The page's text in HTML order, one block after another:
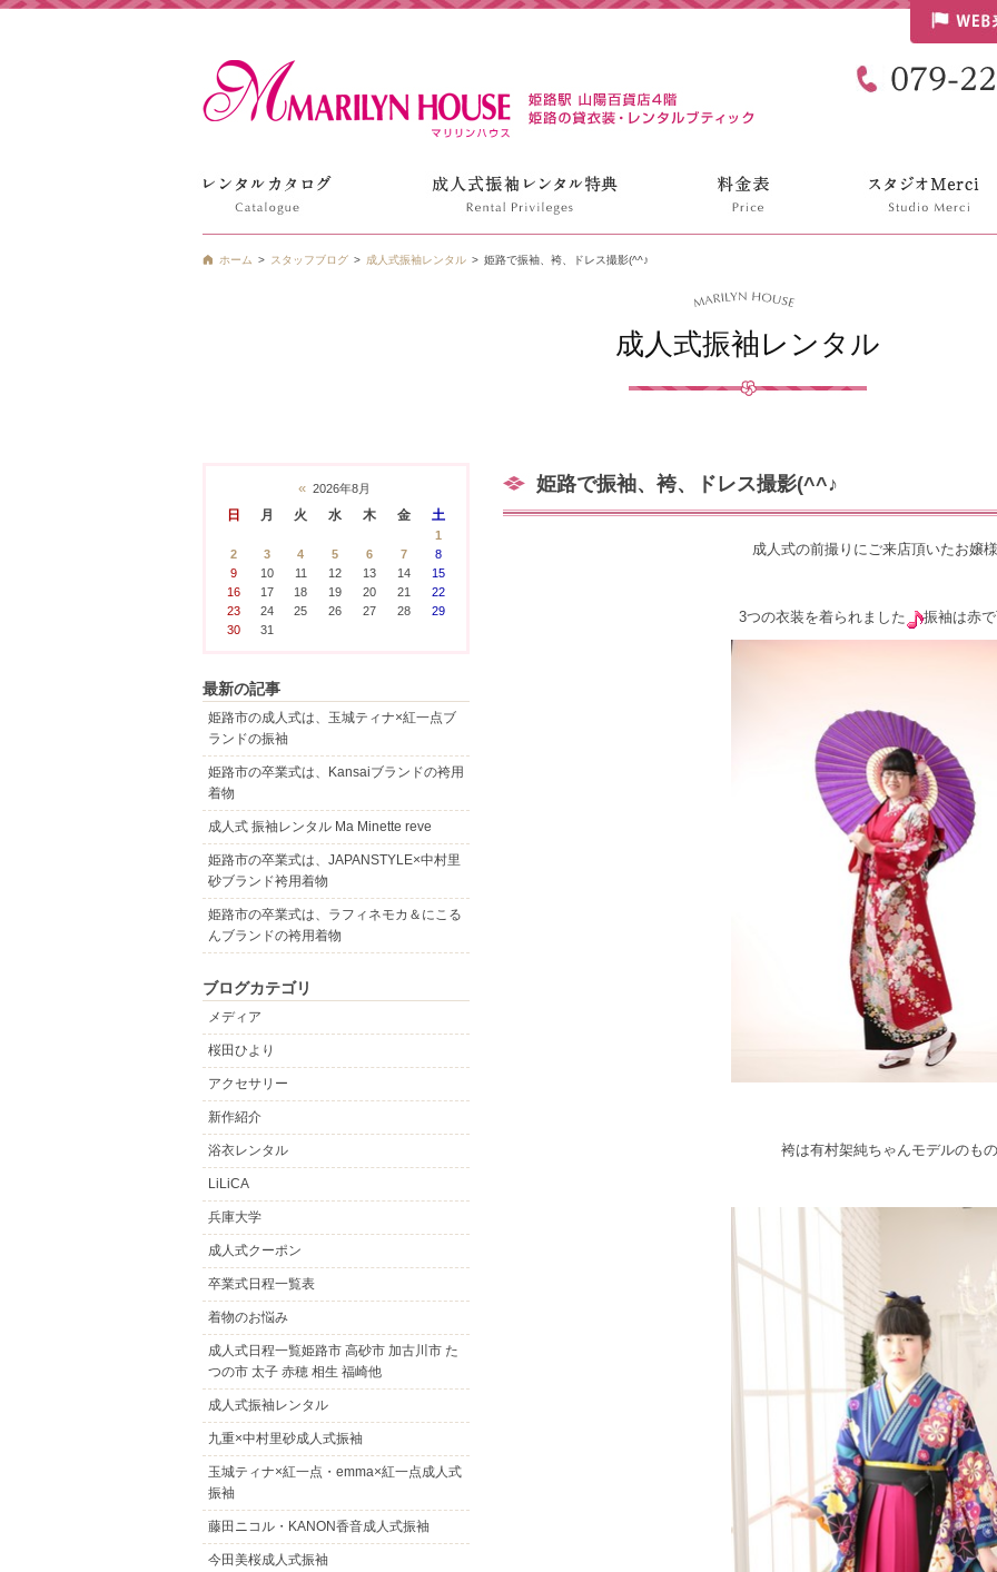
ホーム スタッフブログ 成人式振袖レンタル 姫路で振袖、袴、ドレス撮影(^^♪
成人式振袖レンタル
姫路で振袖、袴、ドレス撮影(^^♪
成人式の前撮りにご来店頂いたお嬢
3つの衣装を着られました 振袖は赤
袴は有村架純ちゃんモデルのもの
« 2026年8月
日 月 火 水 木 金 土
1
2
3 4 5 6 7
8
9
10 11 12 13 14
15
16
17 18 19 20 21
22
23
24 25 26 27 28
29
30
31
最新の記事
姫路市の成人式は、玉城ティナ×紅一点ブ
ランドの振袖
姫路市の卒業式は、Kansaiブランドの袴用
着物
成人式 振袖レンタル Ma Minette reve
姫路市の卒業式は、JAPANSTYLE×中村里
砂ブランド袴用着物
姫路市の卒業式は、ラフィネモカ＆にこる
んブランドの袴用着物
ブログカテゴリ
メディア
桜田ひより
アクセサリー
新作紹介
浴衣レンタル
LiLiCA
兵庫大学
成人式クーポン
卒業式日程一覧表
着物のお悩み
成人式日程一覧姫路市 高砂市 加古川市 た
つの市 太子 赤穂 相生 福崎他
成人式振袖レンタル
九重×中村里砂成人式振袖
玉城ティナ×紅一点・emma×紅一点成人式
振袖
藤田ニコル・KANON香音成人式振袖
今田美桜成人式振袖